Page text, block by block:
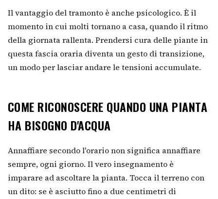
Il vantaggio del tramonto è anche psicologico. È il
momento in cui molti tornano a casa, quando il ritmo
della giornata rallenta. Prendersi cura delle piante in
questa fascia oraria diventa un gesto di transizione,
un modo per lasciar andare le tensioni accumulate.
COME RICONOSCERE QUANDO UNA PIANTA
HA BISOGNO D'ACQUA
Annaffiare secondo l'orario non significa annaffiare
sempre, ogni giorno. Il vero insegnamento è
imparare ad ascoltare la pianta. Tocca il terreno con
un dito: se è asciutto fino a due centimetri di